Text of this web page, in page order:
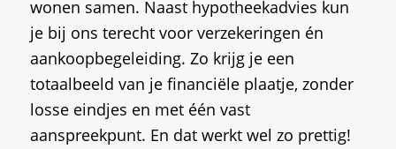
wonen samen. Naast hypotheekadvies kun
je bij ons terecht voor verzekeringen én
aankoopbegeleiding. Zo krijg je een
totaalbeeld van je financiële plaatje, zonder
losse eindjes en met één vast
aanspreekpunt. En dat werkt wel zo prettig!